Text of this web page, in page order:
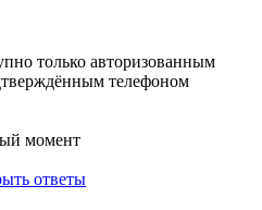
только авторизованным
телефоном
момент
ответы